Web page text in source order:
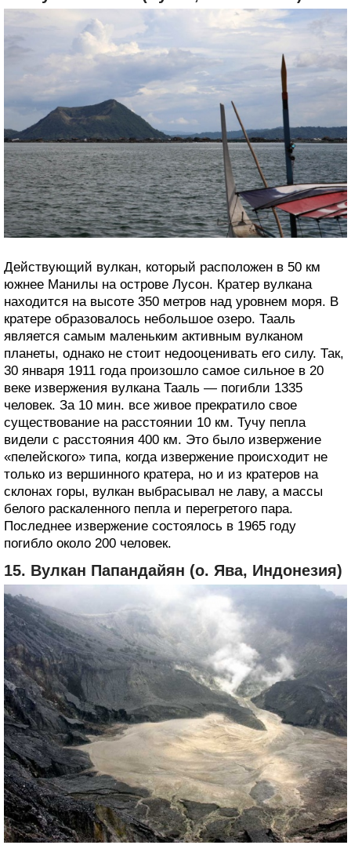
Действующий вулкан, который расположен в 50 км
южнее Манилы на острове Лусон. Кратер вулкана
находится на высоте 350 метров над уровнем моря. В
кратере образовалось небольшое озеро. Тааль
является самым маленьким активным вулканом
планеты, однако не стоит недооценивать его силу. Так,
30 января 1911 года произошло самое сильное в 20
веке извержения вулкана Тааль — погибли 1335
человек. За 10 мин. все живое прекратило свое
существование на расстоянии 10 км. Тучу пепла
видели с расстояния 400 км. Это было извержение
«пелейского» типа, когда извержение происходит не
только из вершинного кратера, но и из кратеров на
склонах горы, вулкан выбрасывал не лаву, а массы
белого раскаленного пепла и перегретого пара.
Последнее извержение состоялось в 1965 году
погибло около 200 человек.
15. Вулкан Папандайян (о. Ява, Индонезия)